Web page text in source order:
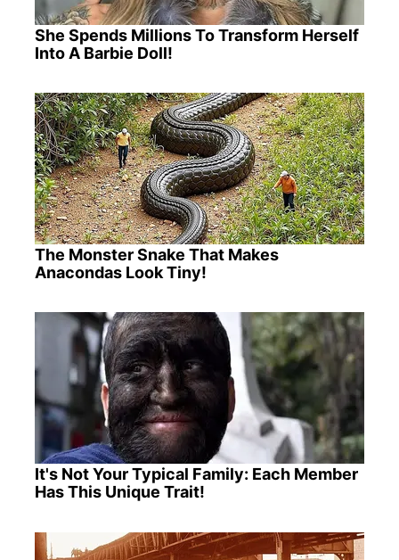
She Spends Millions To Transform Herself
Into A Barbie Doll!
The Monster Snake That Makes
Anacondas Look Tiny!
It's Not Your Typical Family: Each Member
Has This Unique Trait!